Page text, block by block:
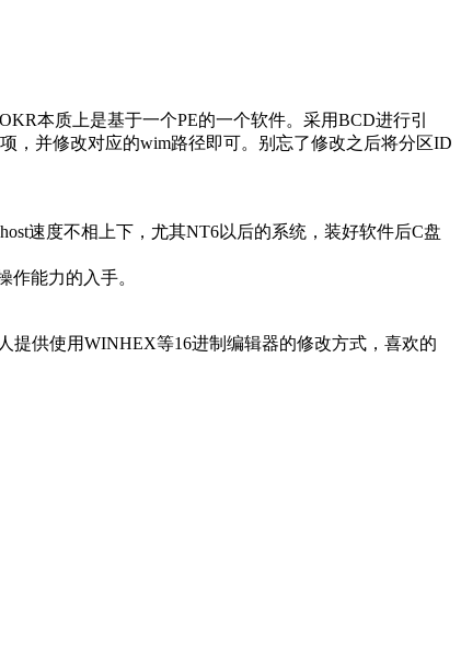
本质上是基于一个PE的一个软件。采用BCD进行引
，并修改对应的wim路径即可。别忘了修改之后将分区ID
速度不相上下，尤其NT6以后的系统，装好软件后C盘
能力的入手。
供使用WINHEX等16进制编辑器的修改方式，喜欢的